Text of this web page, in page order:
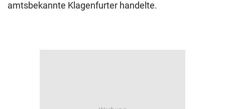
amtsbekannte Klagenfurter handelte.